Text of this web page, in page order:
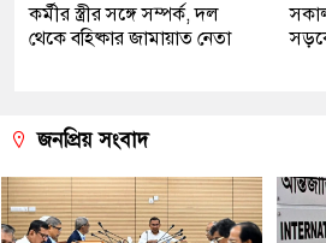
কর্মীর স্ত্রীর সঙ্গে সম্পর্ক, দল
থেকে বহিষ্কার জামায়াত নেতা
জনপ্রিয় সংবাদ